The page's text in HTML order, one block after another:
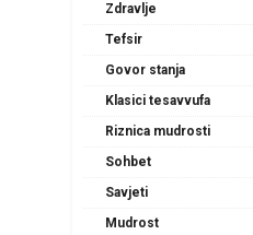
Zdravlje
Tefsir
Govor stanja
Klasici tesavvufa
Riznica mudrosti
Sohbet
Savjeti
Mudrost